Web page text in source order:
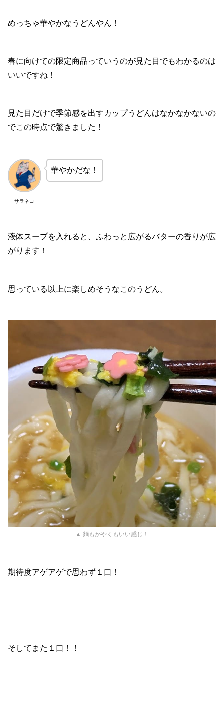
めっちゃ華やかなうどんやん！
春に向けての限定商品っていうのが見た目でもわかるのは
いいですね！
見た目だけで季節感を出すカップうどんはなかなかないの
でこの時点で驚きました！
サラネコ
華やかだな！
液体スープを入れると、ふわっと広がるバターの香りが広
がります！
思っている以上に楽しめそうなこのうどん。
▲ 麵もかやくもいい感じ！
期待度アゲアゲで思わず１口！
そしてまた１口！！